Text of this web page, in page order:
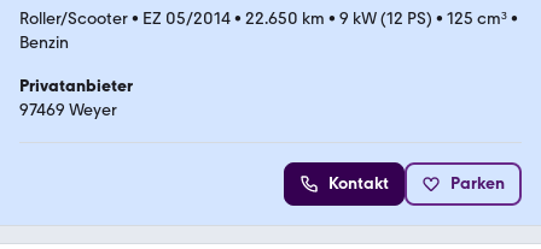
Roller/Scooter• EZ 05/2014• 22.650 km • 9 kW (12 PS) • 125 cm³•
Benzin
Privatanbieter
97469 Weyer
Kontakt Parken